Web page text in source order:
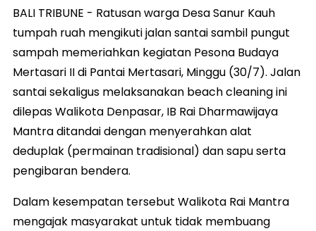
BALI TRIBUNE - Ratusan warga Desa Sanur Kauh
tumpah ruah mengikuti jalan santai sambil pungut
sampah memeriahkan kegiatan Pesona Budaya
Mertasari II di Pantai Mertasari, Minggu (30/7). Jalan
santai sekaligus melaksanakan beach cleaning ini
dilepas Walikota Denpasar, IB Rai Dharmawijaya
Mantra ditandai dengan menyerahkan alat
deduplak (permainan tradisional) dan sapu serta
pengibaran bendera.
Dalam kesempatan tersebut Walikota Rai Mantra
mengajak masyarakat untuk tidak membuang